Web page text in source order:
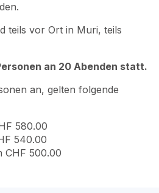
teils vor Ort in Muri, teils
an 20 Abenden statt.
an, gelten folgende
580.00
540.00
CHF 500.00